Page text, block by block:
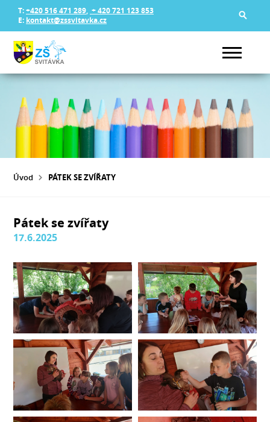
T:+420 516 471 289, + 420 721 123 853
E: kontakt@zssvitavka.cz
Úvod PÁTEK SE ZVÍŘATY
Pátek se zvířaty
17.6.2025